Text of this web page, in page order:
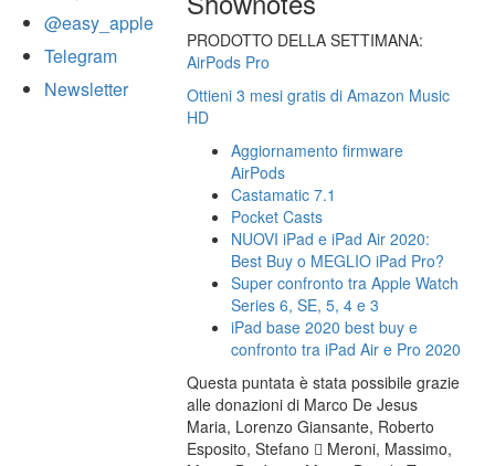
@easy_apple
Telegram
Newsletter
PRODOTTO DELLA SETTIMANA:
AirPods Pro
Ottieni 3 mesi gratis di Amazon Music
HD
Aggiornamento firmware
AirPods
Castamatic 7.1
Pocket Casts
NUOVI iPad e iPad Air 2020:
Best Buy o MEGLIO iPad Pro?
Super confronto tra Apple Watch
Series 6, SE, 5, 4 e 3
iPad base 2020 best buy e
confronto tra iPad Air e Pro 2020
Questa puntata è stata possibile grazie
alle donazioni di Marco De Jesus
Maria, Lorenzo Giansante, Roberto
Esposito, Stefano  Meroni, Massimo,